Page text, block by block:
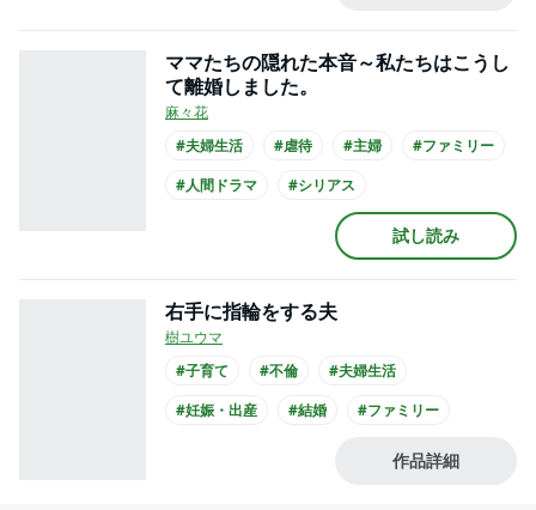
ママたちの隠れた本音～私たちはこうし
て離婚しました。
麻々花
#夫婦生活
#虐待 #主婦
#ファミリー
#人間ドラマ
#シリアス
試し読み
右手に指輪をする夫
樹ユウマ
#子育て
#不倫
#夫婦生活
#妊娠・出産
#結婚
#ファミリー
作品詳細